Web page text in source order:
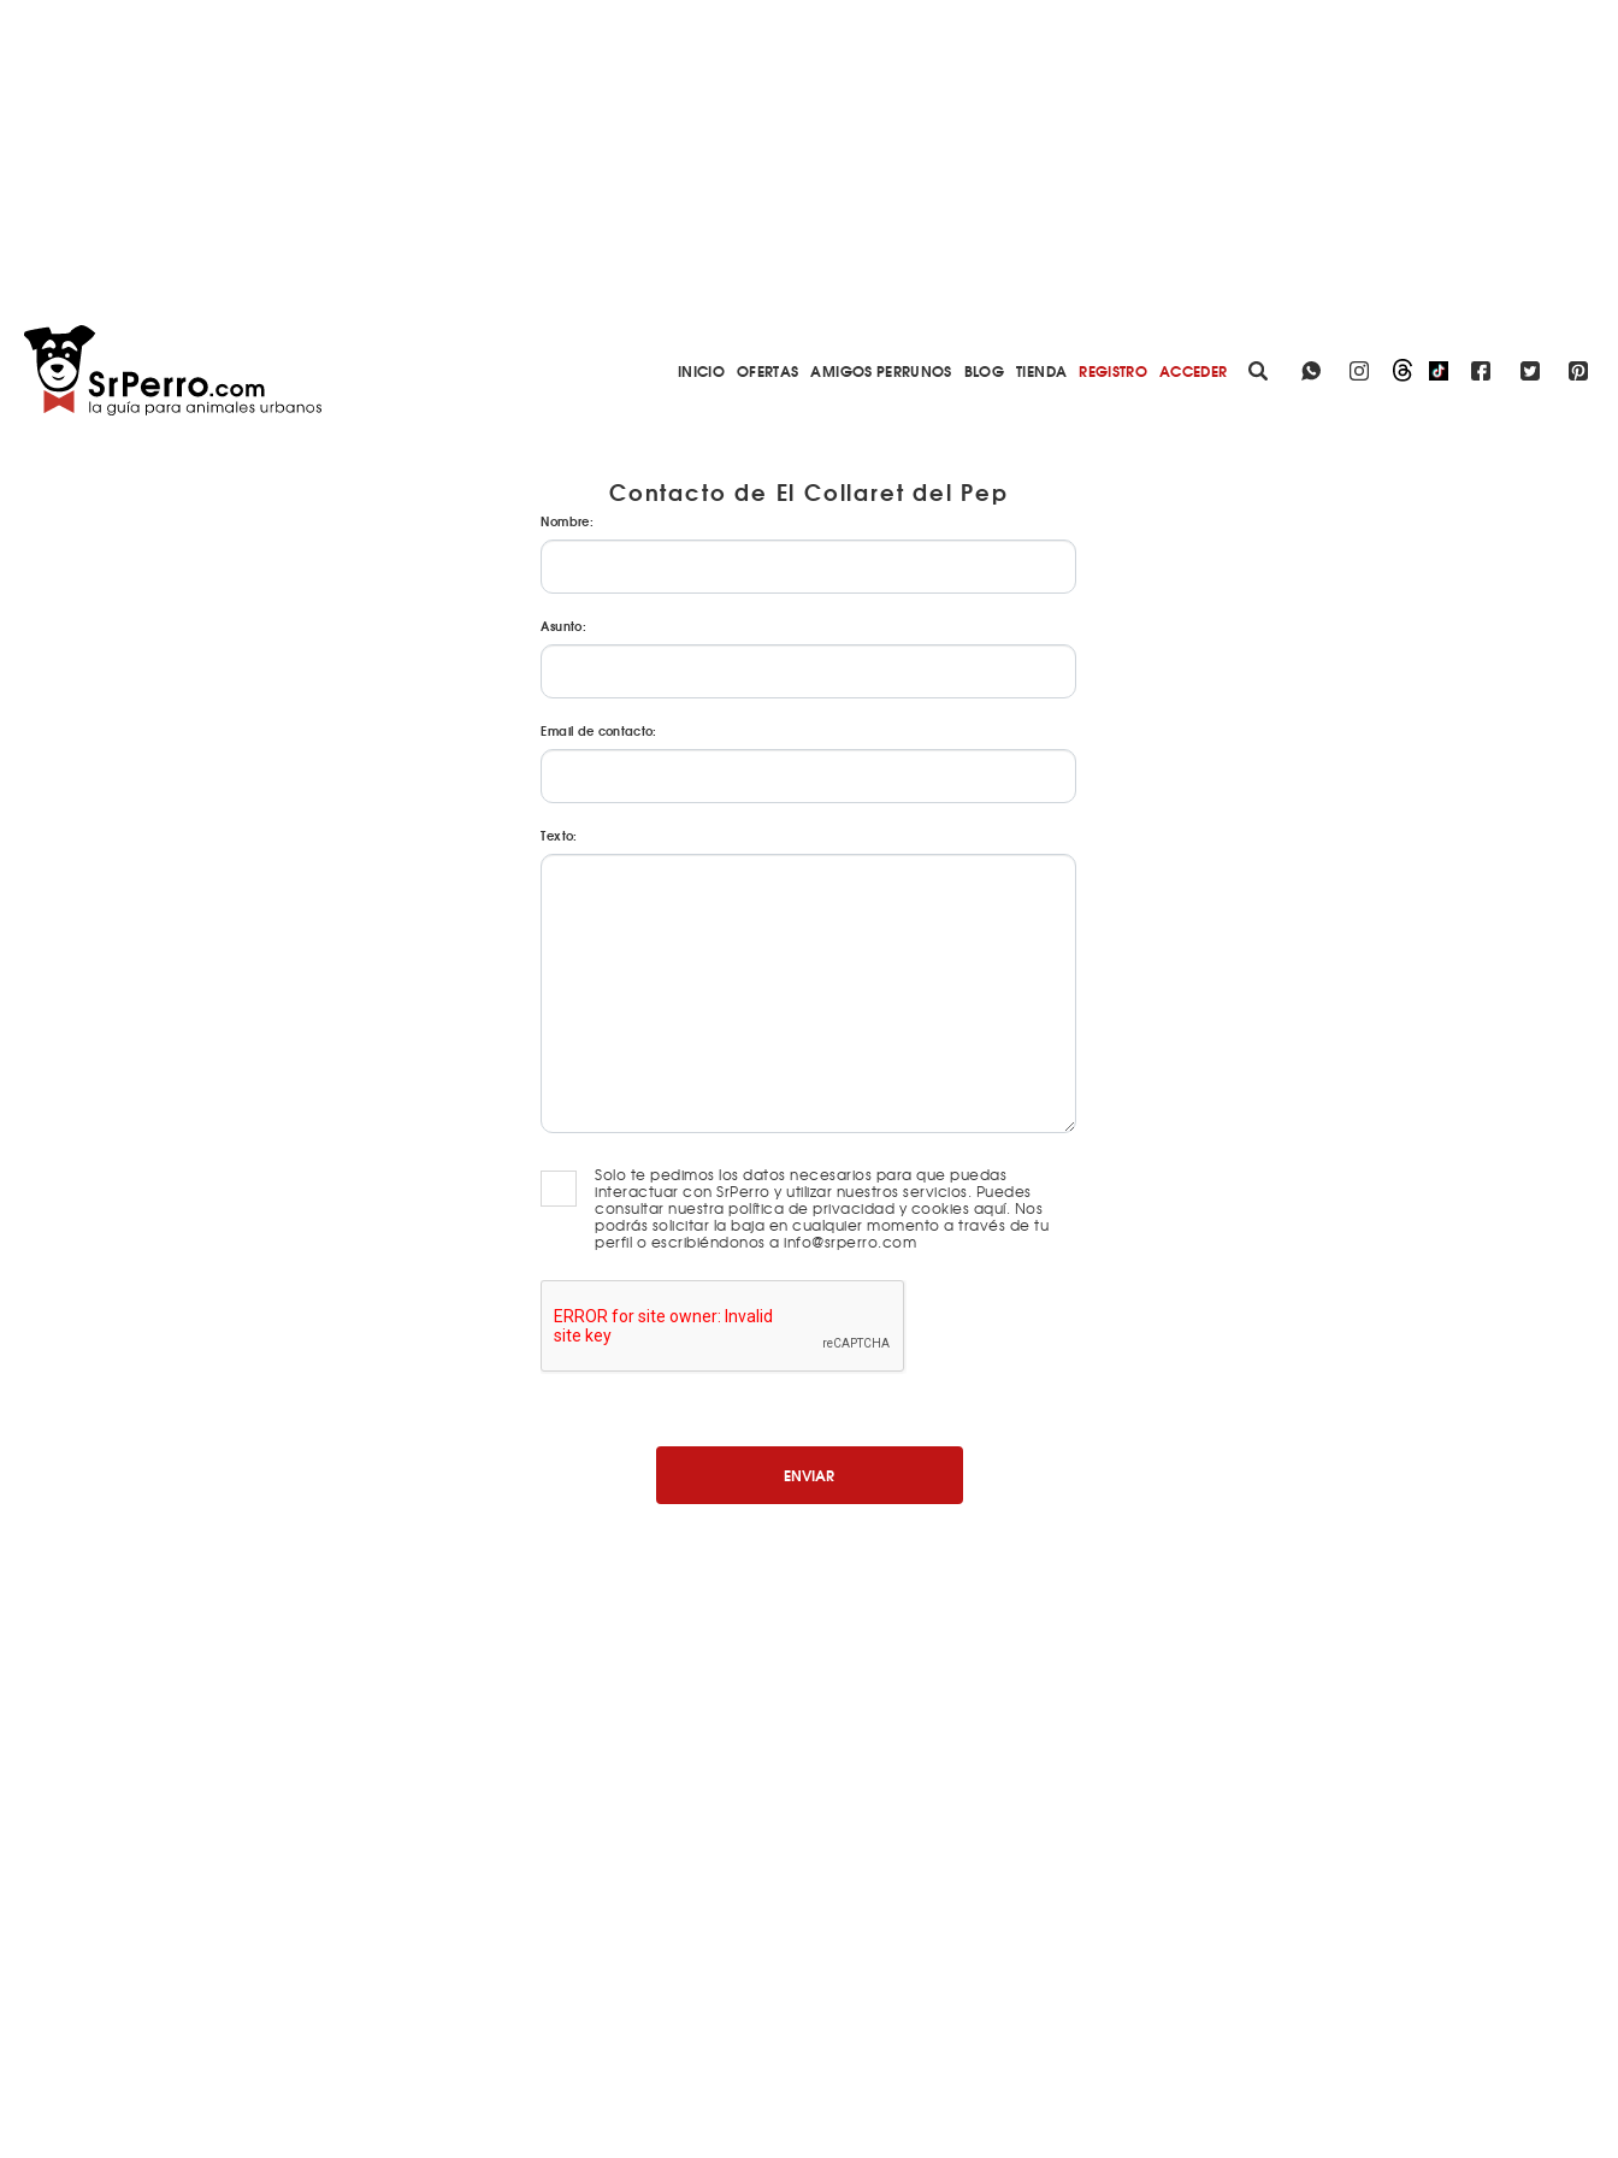
INICIO OFERTAS AMIGOS PERRUNOS BLOG TIENDA REGISTRO ACCEDER
Contacto de El Collaret del Pep
Nombre:
Asunto:
Email de contacto:
Texto:
Solo te pedimos los datos necesarios para que puedas
interactuar con SrPerro y utilizar nuestros servicios. Puedes
consultar nuestra política de privacidad y cookies aquí. Nos
podrás solicitar la baja en cualquier momento a través de tu
perfil o escribiéndonos a info@srperro.com
ENVIAR